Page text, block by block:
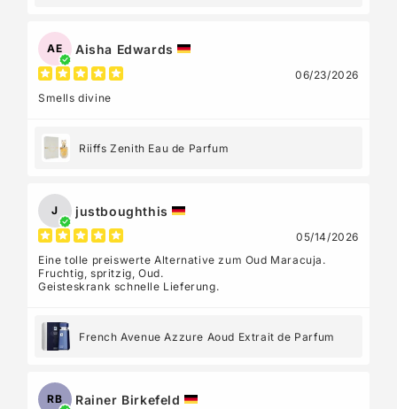
AE Aisha Edwards
06/23/2026
Smells divine
Riiffs Zenith Eau de Parfum
J justboughthis
05/14/2026
Eine tolle preiswerte Alternative zum Oud Maracuja.
Fruchtig, spritzig, Oud.
Geisteskrank schnelle Lieferung.
French Avenue Azzure Aoud Extrait de Parfum
RB Rainer Birkefeld